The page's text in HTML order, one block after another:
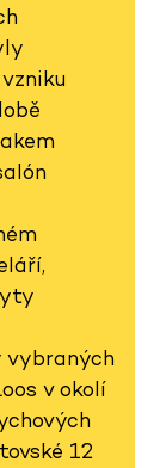
vybraných
v okolí
12